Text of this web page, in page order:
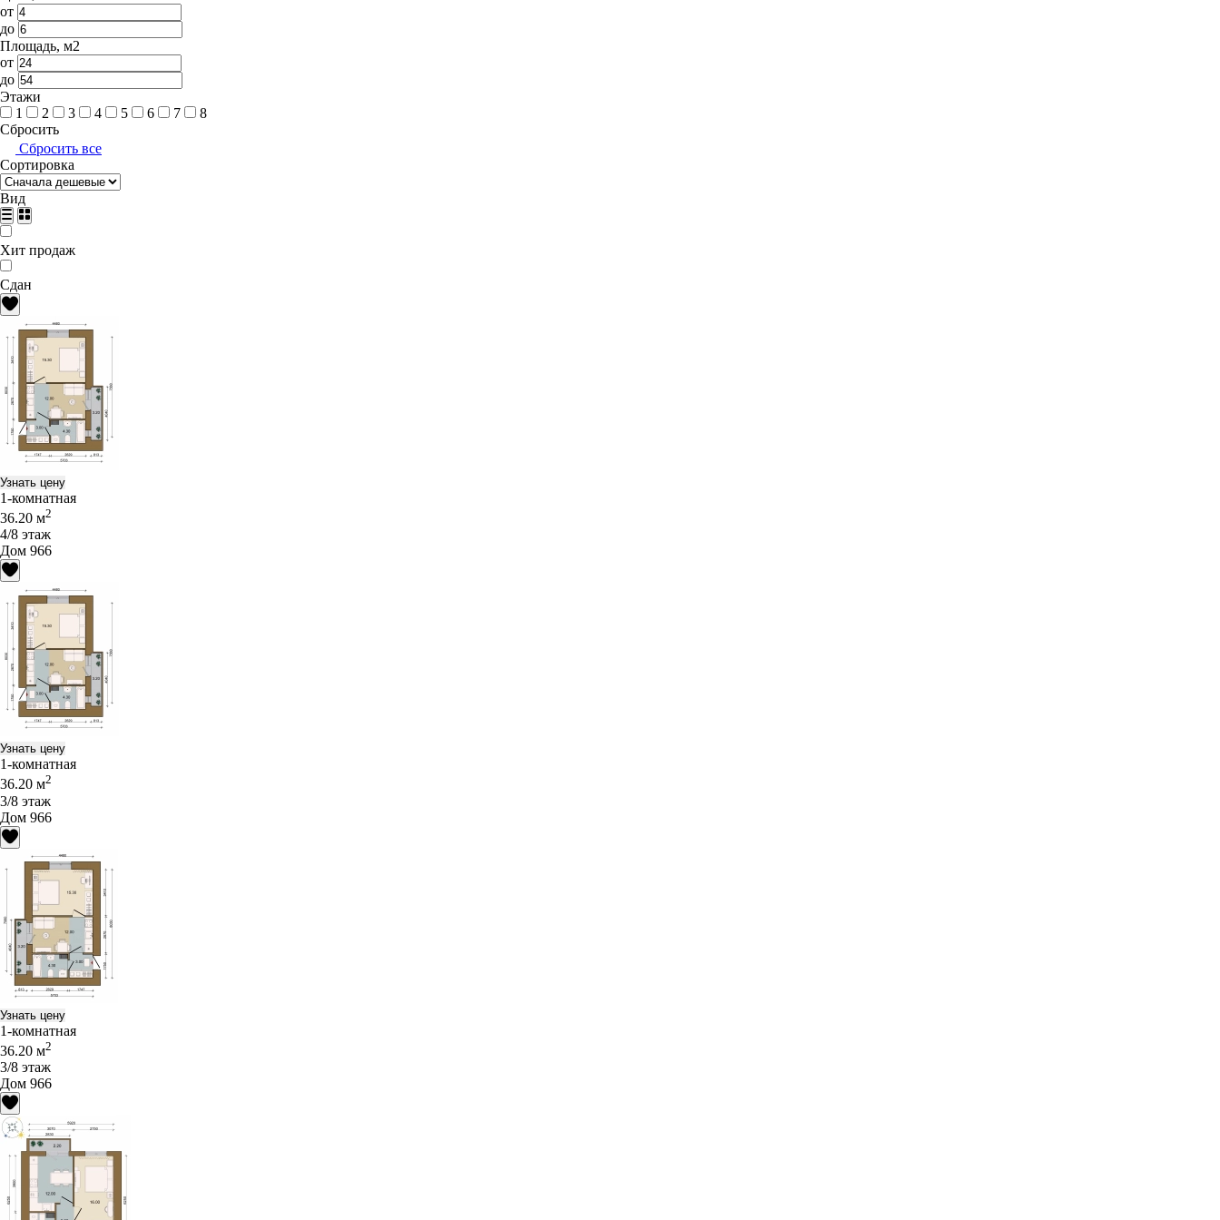
от
до
Площадь, м2
от
до
Этажи
1
2 3 4 5 6 7
8
Сбросить
Сбросить все
Сортировка
Вид
Хит продаж
Сдан
Узнать цену
1-комнатная
36.20 м2
4/8 этаж
Дом 966
Узнать цену
1-комнатная
36.20 м2
3/8 этаж
Дом 966
Узнать цену
1-комнатная
36.20 м2
3/8 этаж
Дом 966